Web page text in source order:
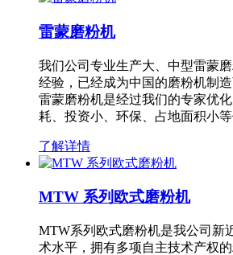
雷蒙磨粉机
我们公司专业生产大、中型雷蒙
经验，已经成为中国的磨粉机制
雷蒙磨粉机是经过我们的专家优
耗、投资小、环保、占地面积小
了解详情
MTW 系列欧式磨粉机
MTW系列欧式磨粉机是我公司新
术水平，拥有多项自主技术产权